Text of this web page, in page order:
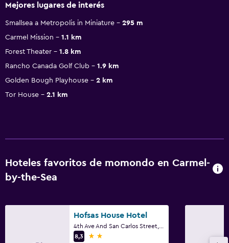
Mejores lugares de interés
Smallsea a Metropolis in Miniature
295 m
Carmel Mission
1.1 km
Forest Theater
1.8 km
Rancho Canada Golf Club
1.9 km
Golden Bough Playhouse
2 km
Tor House
2.1 km
Hoteles favoritos de momondo en Carmel-
by-the-Sea
Hofsas House Hotel
8,3
2 estrellas